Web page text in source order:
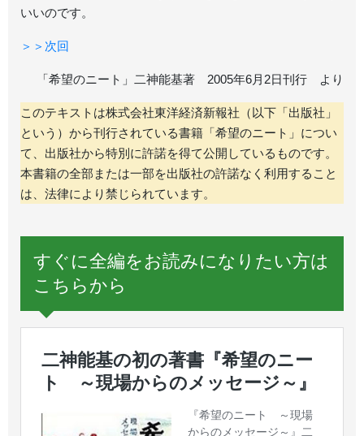
いいのです。
＞＞次回
「希望のニート」二神能基著 2005年6月2日刊行 より
このテキストは株式会社東洋経済新報社（以下「出版社」
という）から刊行されている書籍「希望のニート」につい
て、出版社から特別に許諾を得て公開しているものです。
本書籍の全部または一部を出版社の許諾なく利用すること
は、法律により禁じられています。
すぐに全編をお読みになりたい方は
こちらから